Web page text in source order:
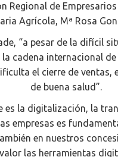
Regional de
Agrícola, Mª Rosa
“a pesar de la difícil
la cadena internacional
el cierre de ventas,
de buena salud”.
es la digitalización, la
empresas es
en nuestros
las herramientas